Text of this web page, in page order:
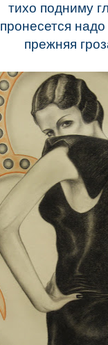
тихо подниму
пронесется
прежняя